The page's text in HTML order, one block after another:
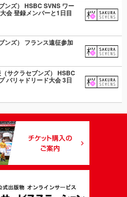
ンズ） HSBC SVNS ワー
会 登録メンバーと1日目
ンズ） フランス遠征参加
サクラセブンズ） HSBC
バリャドリード大会 3日